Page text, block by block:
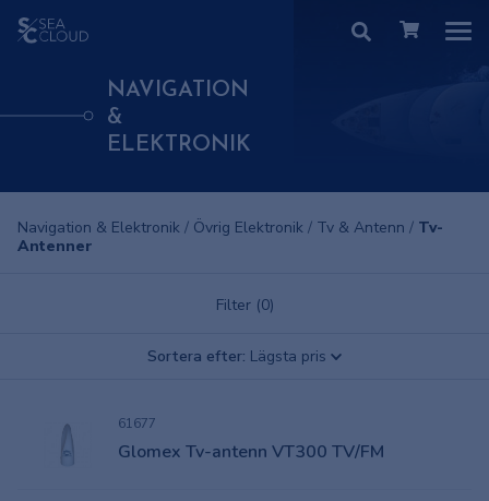
NAVIGATION
&
ELEKTRONIK
Navigation & Elektronik / Övrig Elektronik / Tv & Antenn / Tv-
Antenner
Filter (0)
Sortera efter: Lägsta pris
61677
Glomex Tv-antenn VT300 TV/FM